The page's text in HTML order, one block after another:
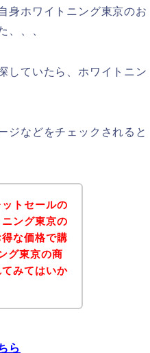
身ホワイトニング東京のお
、、、
していたら、ホワイトニン
ジなどをチェックされると
トセールの
ング東京の
な価格で購
グ東京の商
みてはいか
ら